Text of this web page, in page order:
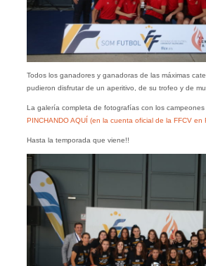
Todos los ganadores y ganadoras de las máximas
pudieron disfrutar de un aperitivo, de su trofeo y de
La galería completa de fotografías con los campeones
PINCHANDO AQUÍ (en la cuenta oficial de la FFCV en
Hasta la temporada que viene!!